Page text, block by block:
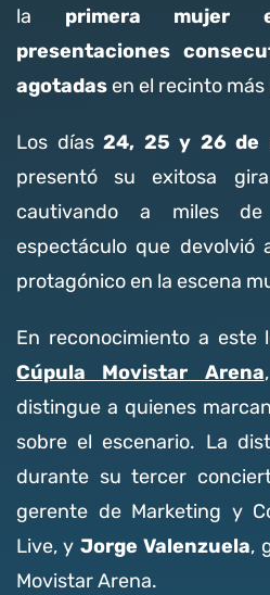
modo claro
la primera mujer
presentaciones
agotadasen el recinto
Los días24, 25 y 26 de
presentó su exitosa
cautivando a miles
espectáculo que
protagónico en la escena
En reconocimiento a este
Cúpula Movistar Arena
distingue a quienes
sobre el escenario. La
durante su tercer
gerente de Marketing y
Live, y Jorge Valenzuela,
Movistar Arena.